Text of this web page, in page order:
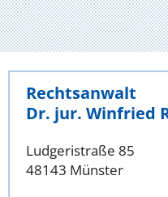
Rechtsanwalt
Dr. jur. Winfried
Ludgeristraße 85
48143 Münster